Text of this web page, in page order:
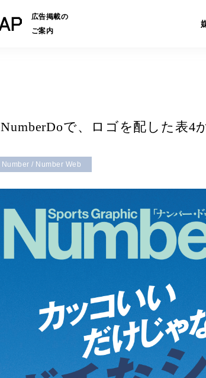
広告掲載の
ご案内
NumberDoで、ロゴを配した表4
Number / Number Web